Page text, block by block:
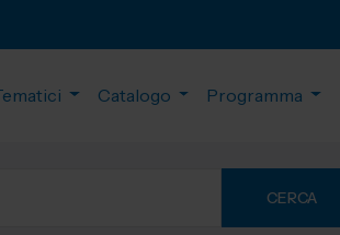
Catalogo Programma
CERCA